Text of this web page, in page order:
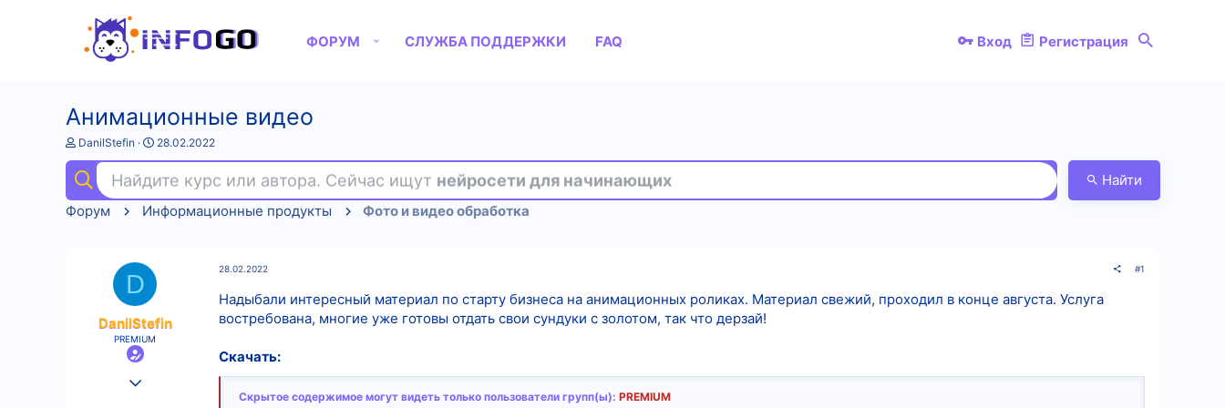
ФОРУМ СЛУЖБА ПОДДЕРЖКИ FAQ Вход Регистрация
Анимационные видео
А
т
о
р
т
DanilStefin
Д
а
н
а
28.02.2022
Найдите курс или автора. Сейчас ищут нейросети для начинающих
Найти
Форум
Информационные продукты Фото и видео обработка
D
DanilStefin
PREMIUM
28.02.2022 #1
Надыбали интересный материал по старту бизнеса на анимационных роликах. Материал свежий, проходил в конце августа. Услуга
востребована, многие уже готовы отдать свои сундуки с золотом, так что дерзай!
Скачать:
Скрытое содержимое могут видеть только пользователи групп(ы): PREMIUM